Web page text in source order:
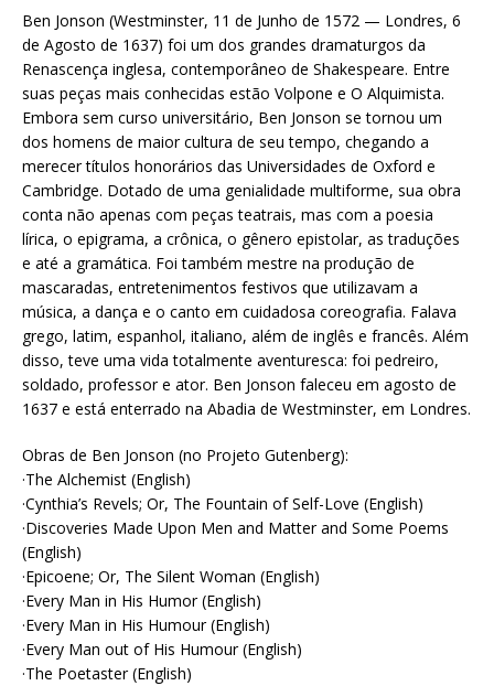
Ben Jonson (Westminster, 11 de Junho de 1572 — Londres, 6
de Agosto de 1637) foi um dos grandes dramaturgos da
Renascença inglesa, contemporâneo de Shakespeare. Entre
suas peças mais conhecidas estão Volpone e O Alquimista.
Embora sem curso universitário, Ben Jonson se tornou um
dos homens de maior cultura de seu tempo, chegando a
merecer títulos honorários das Universidades de Oxford e
Cambridge. Dotado de uma genialidade multiforme, sua obra
conta não apenas com peças teatrais, mas com a poesia
lírica, o epigrama, a crônica, o gênero epistolar, as traduções
e até a gramática. Foi também mestre na produção de
mascaradas, entretenimentos festivos que utilizavam a
música, a dança e o canto em cuidadosa coreografia. Falava
grego, latim, espanhol, italiano, além de inglês e francês. Além
disso, teve uma vida totalmente aventuresca: foi pedreiro,
soldado, professor e ator. Ben Jonson faleceu em agosto de
1637 e está enterrado na Abadia de Westminster, em Londres.
Obras de Ben Jonson (no Projeto Gutenberg):
·The Alchemist (English)
·Cynthia’s Revels; Or, The Fountain of Self-Love (English)
·Discoveries Made Upon Men and Matter and Some Poems
(English)
·Epicoene; Or, The Silent Woman (English)
·Every Man in His Humor (English)
·Every Man in His Humour (English)
·Every Man out of His Humour (English)
·The Poetaster (English)